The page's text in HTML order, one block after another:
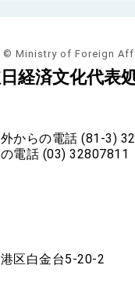
© Ministry of Foreign
経済文化代表
からの電話 (81-3)
電話 (03) 32807811
区白金台5-20-2